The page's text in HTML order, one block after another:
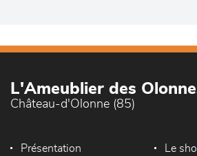
L'Ameublier des
Château-d'Olonne (85)
Présentation Le